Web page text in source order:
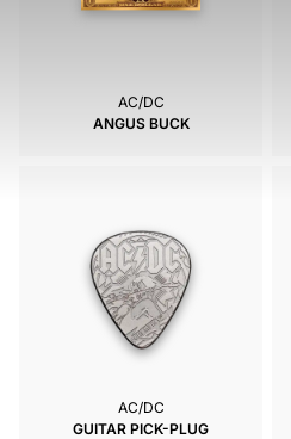
AC/DC
ANGUS BUCK
AC/DC
GUITAR PICK-PLUG